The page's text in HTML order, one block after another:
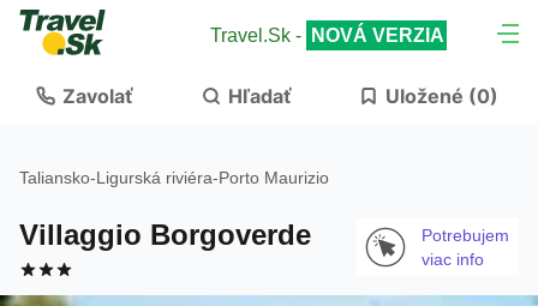
Travel.Sk - NOVÁ VERZIA
Zavolať Hľadať Uložené (0)
Taliansko-Ligurská riviéra-Porto Maurizio
Villaggio Borgoverde
Potrebujem
viac info